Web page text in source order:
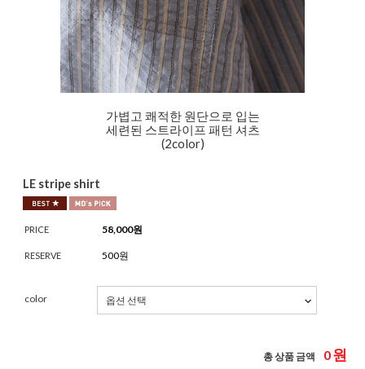
가볍고 쾌적한 원단으로 입는
세련된 스트라이프 패턴 셔츠
(2color)
LE stripe shirt
PRICE 58,000원
RESERVE 500원
color
총 상품 금액 0원